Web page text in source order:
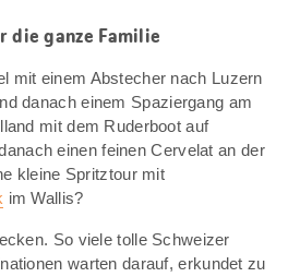
ganze Familie
mit einem Abstecher nach Luzern
danach einem Spaziergang am
mit dem Ruderboot auf
einen feinen Cervelat an der
kleine Spritztour mit
im Wallis?
So viele tolle Schweizer
warten darauf, erkundet zu